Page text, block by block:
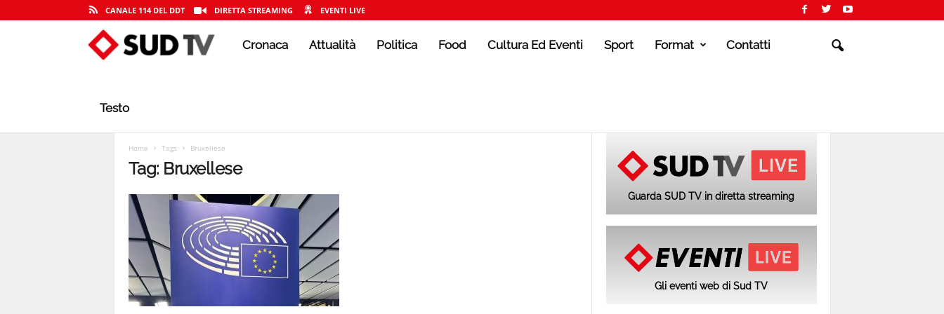
CANALE 114 DEL DDT DIRETTA STREAMING EVENTI LIVE
Cronaca Attualità Politica Food Cultura Ed Eventi Sport Format Contatti
Testo
Home Tags Bruxellese
Tag: Bruxellese
Guarda SUD TV in diretta streaming
Gli eventi web di Sud TV